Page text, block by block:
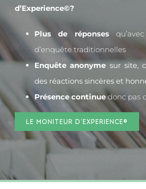
d’Experience©?
Plus de réponses
d’enquête traditionnelles
Enquête anonyme sur site,
des réactions sincères et
Présence continuedonc pas
LE MONITEUR D’EXPERIENCE©